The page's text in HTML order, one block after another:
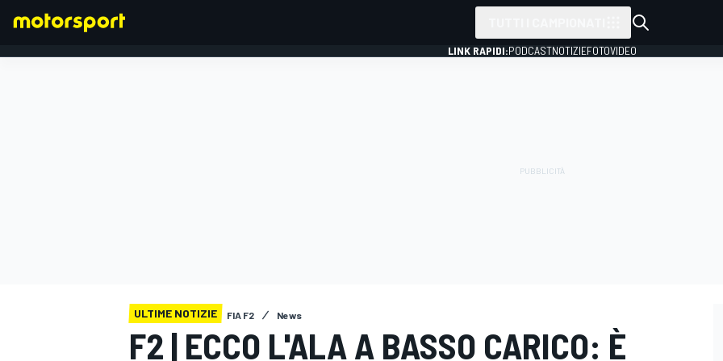
LINK RAPIDI:PODCASTNOTIZIEFOTOVIDEO
ULTIME NOTIZIE FIA F2 News
F2 | ECCO L'ALA A BASSO CARICO: È